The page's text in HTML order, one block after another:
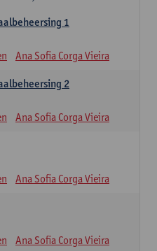
1
Ana Sofia Corga Vieira
2
Ana Sofia Corga Vieira
Ana Sofia Corga Vieira
Ana Sofia Corga Vieira